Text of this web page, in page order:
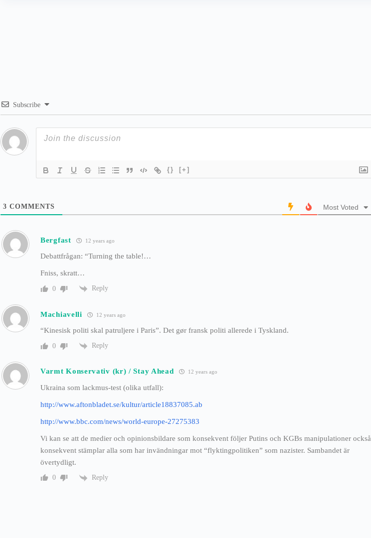
Subscribe
{} [+]
3 COMMENTS Most Voted
Bergfast 12 years ago
Debattfrågan: “Turning the table!…
Fniss, skratt…
0 Reply
Machiavelli 12 years ago
“Kinesisk politi skal patruljere i Paris”. Det gør fransk politi allerede i Tyskland.
0 Reply
Varmt Konservativ (kr) / Stay Ahead 12 years ago
Ukraina som lackmus-test (olika utfall):
http://www.aftonbladet.se/kultur/article18837085.ab
http://www.bbc.com/news/world-europe-27275383
Vi kan se att de medier och opinionsbildare som konsekvent följer Putins och KGBs manipulationer också
konsekvent stämplar alla som har invändningar mot “flyktingpolitiken” som nazister. Sambandet är
övertydligt.
0 Reply